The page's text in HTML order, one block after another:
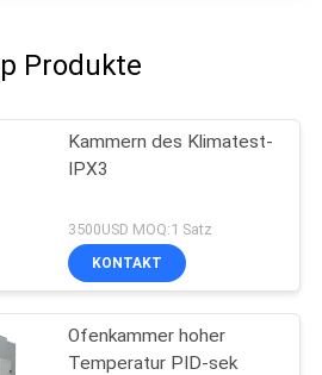
Produkte
Kammern des Klimatest-
IPX3
3500USD MOQ:1 Satz
KONTAKT
Ofenkammer hoher
Temperatur PID-sek